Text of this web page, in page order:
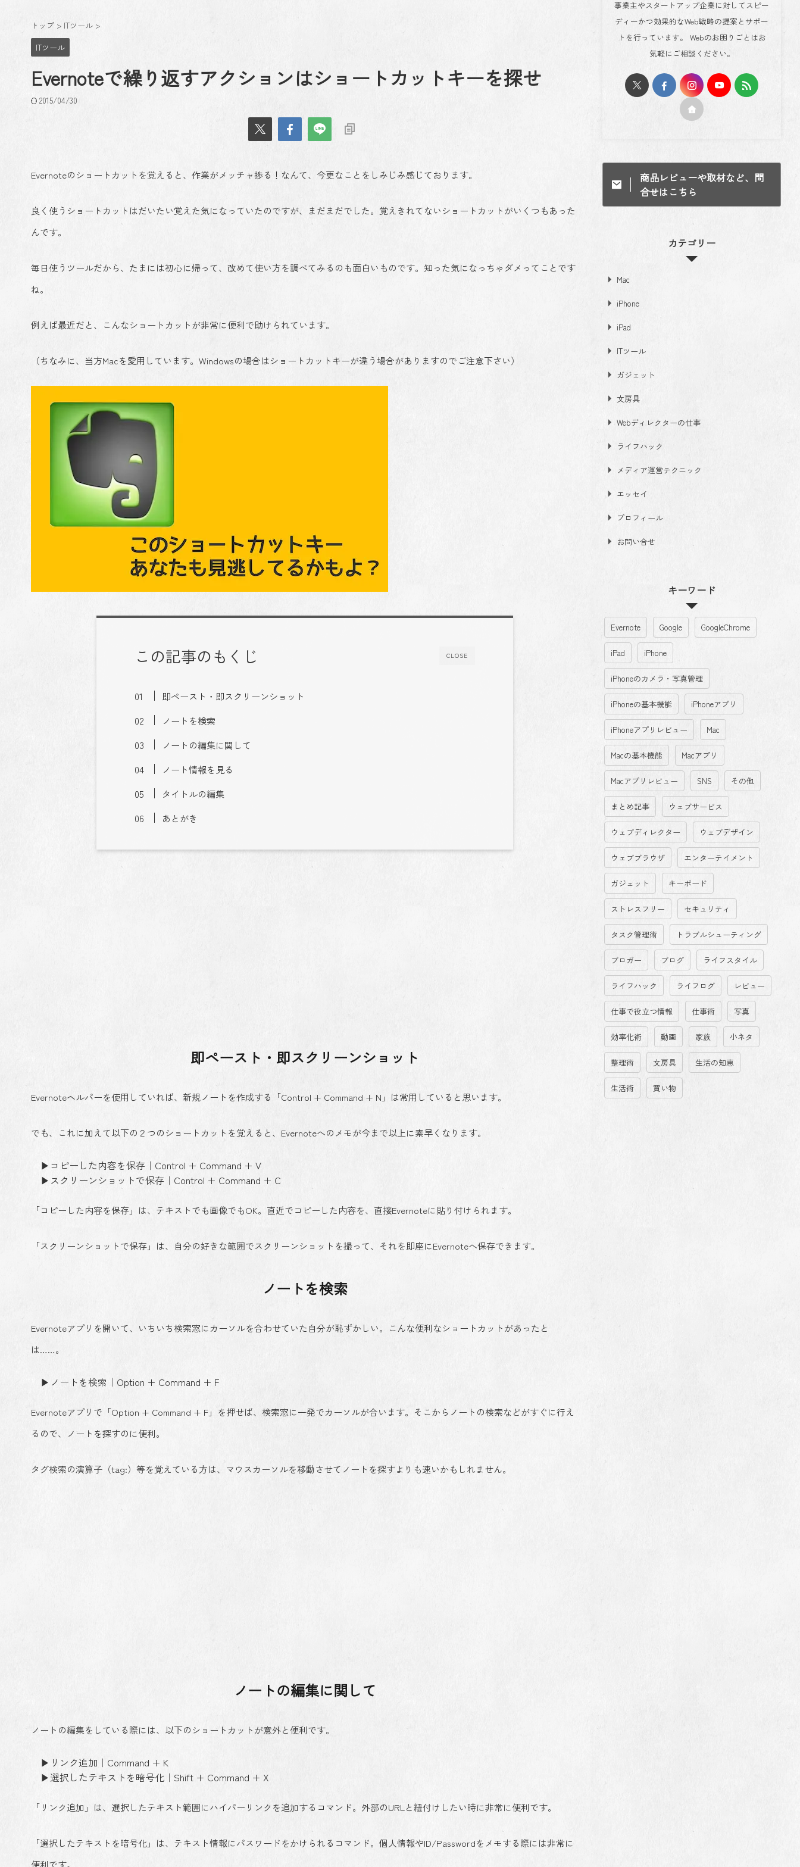
トップ > ITツール >
ITツール
Evernoteで繰り返すアクションはショートカットキーを探せ
2015/04/30
Evernoteのショートカットを覚えると、作業がメッチャ捗る！なんて、今更なことをしみじみ感じております。
良く使うショートカットはだいたい覚えた気になっていたのですが、まだまだでした。覚えきれてないショートカットがいくつもあった
んです。
毎日使うツールだから、たまには初心に帰って、改めて使い方を調べてみるのも面白いものです。知った気になっちゃダメってことです
ね。
例えば最近だと、こんなショートカットが非常に便利で助けられています。
（ちなみに、当方Macを愛用しています。Windowsの場合はショートカットキーが違う場合がありますのでご注意下さい）
CLOSE
この記事のもくじ
即ペースト・即スクリーンショット
ノートを検索
ノートの編集に関して
ノート情報を見る
タイトルの編集
あとがき
即ペースト・即スクリーンショット
Evernoteヘルパーを使用していれば、新規ノートを作成する「Control + Command + N」は常用していると思います。
でも、これに加えて以下の２つのショートカットを覚えると、Evernoteへのメモが今まで以上に素早くなります。
▶コピーした内容を保存｜Control + Command + V
▶スクリーンショットで保存｜Control + Command + C
「コピーした内容を保存」は、テキストでも画像でもOK。直近でコピーした内容を、直接Evernoteに貼り付けられます。
「スクリーンショットで保存」は、自分の好きな範囲でスクリーンショットを撮って、それを即座にEvernoteへ保存できます。
ノートを検索
Evernoteアプリを開いて、いちいち検索窓にカーソルを合わせていた自分が恥ずかしい。こんな便利なショートカットがあったと
は……。
▶ノートを検索｜Option + Command + F
Evernoteアプリで「Option + Command + F」を押せば、検索窓に一発でカーソルが合います。そこからノートの検索などがすぐに行え
るので、ノートを探すのに便利。
タグ検索の演算子（tag:）等を覚えている方は、マウスカーソルを移動させてノートを探すよりも速いかもしれません。
ノートの編集に関して
ノートの編集をしている際には、以下のショートカットが意外と便利です。
▶リンク追加｜Command + K
▶選択したテキストを暗号化｜Shift + Command + X
「リンク追加」は、選択したテキスト範囲にハイパーリンクを追加するコマンド。外部のURLと紐付けしたい時に非常に便利です。
「選択したテキストを暗号化」は、テキスト情報にパスワードをかけられるコマンド。個人情報やID/Passwordをメモする際には非常に
便利です。
事業主やスタートアップ企業に対してスピー
ディーかつ効果的なWeb戦略の提案とサポー
トを行っています。 Webのお困りごとはお
気軽にご相談ください。
商品レビューや取材など、問
合せはこちら
カテゴリー
Mac
iPhone
iPad
ITツール
ガジェット
文房具
Webディレクターの仕事
ライフハック
メディア運営テクニック
エッセイ
プロフィール
お問い合せ
キーワード
Evernote Google GoogleChrome
iPad iPhone
iPhoneのカメラ・写真管理
iPhoneの基本機能 iPhoneアプリ
iPhoneアプリレビュー Mac
Macの基本機能 Macアプリ
Macアプリレビュー SNS その他
まとめ記事 ウェブサービス
ウェブディレクター ウェブデザイン
ウェブブラウザ エンターテイメント
ガジェット キーボード
ストレスフリー セキュリティ
タスク管理術 トラブルシューティング
ブロガー ブログ ライフスタイル
ライフハック ライフログ レビュー
仕事で役立つ情報 仕事術 写真
効率化術 動画 家族 小ネタ
整理術 文房具 生活の知恵
生活術 買い物